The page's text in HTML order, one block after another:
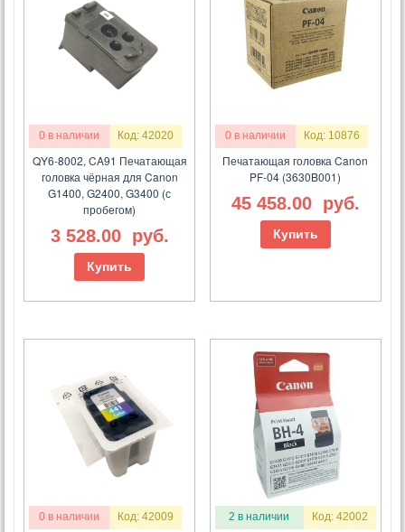
0 в наличии Код: 42020
QY6-8002, CA91 Печатающая
головка чёрная для Canon
G1400, G2400, G3400 (с
пробегом)
3 528.00 руб.
Купить
0 в наличии Код: 10876
Печатающая головка Canon
PF-04 (3630B001)
45 458.00 руб.
Купить
0 в наличии Код: 42009 2 в наличии Код: 42002